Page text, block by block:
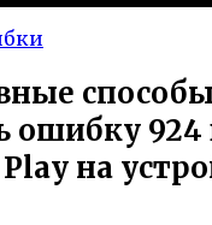
способы
ошибку 924
на